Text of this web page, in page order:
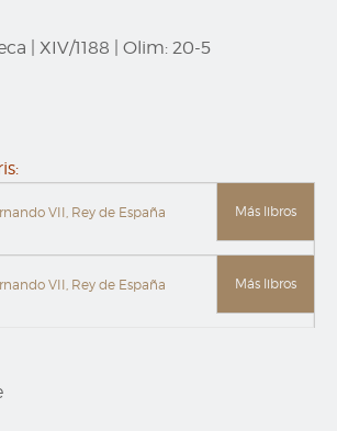
XIV/1188 Olim: 20-5
VII, Rey de España
Más libros
VII, Rey de España
Más libros